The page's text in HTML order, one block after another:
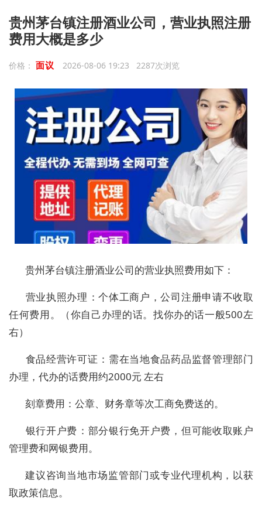
贵州茅台镇注册酒业公司，营业执照注册
费用大概是多少
价格： 面议 2026-08-06 19:23 2287次浏览
贵州茅台镇注册酒业公司的营业执照费用如下：
‌营业执照办理‌：个体工商户，公司注册申请不收取
任何费用。（你自己办理的话。找你办的话一般500左
右）
‌食品经营许可证‌：需在当地食品药品监督管理部门
办理，代办的话费用约2000元 左右
‌刻章费用‌：公章、财务章等次工商免费送的。
‌银行开户费‌：部分银行免开户费，但可能收取账户
管理费和网银费用。 ‌
建议咨询当地市场监管部门或专业代理机构，以获
取政策信息。